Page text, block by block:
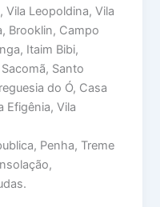
Vila Leopoldina, Vila
Brooklin, Campo
Itaim Bibi,
Santo
do Ó, Casa
Efigênia, Vila
Penha, Treme